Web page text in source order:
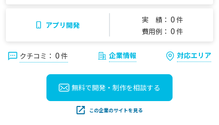
アプリ開発
実 績： 0 件
費用例： 0 件
クチコミ： 0 件 企業情報 対応エリア
無料で開発・制作を相談する
この企業のサイトを見る